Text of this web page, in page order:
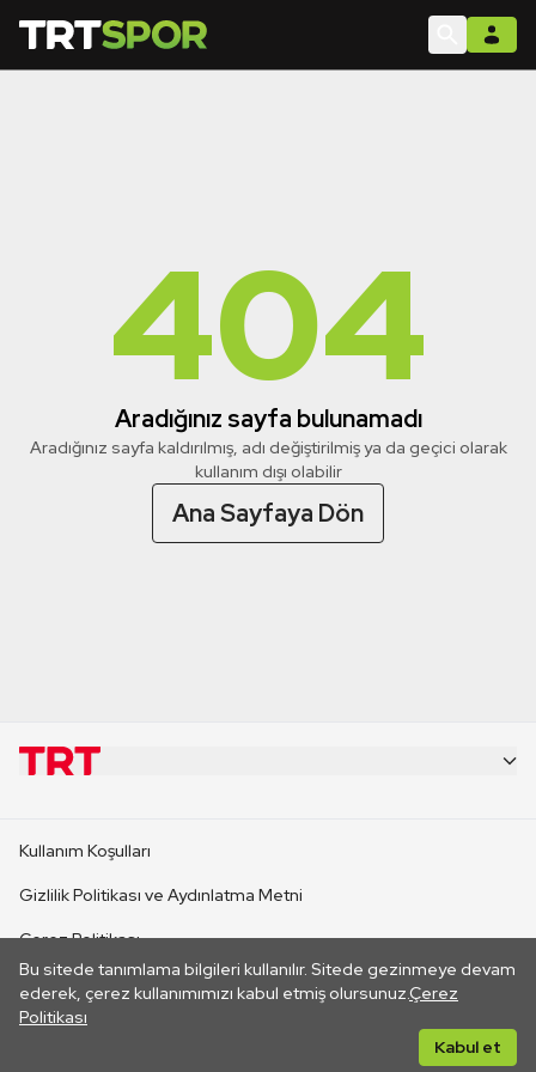
404
Aradığınız sayfa bulunamadı
Aradığınız sayfa kaldırılmış, adı değiştirilmiş ya da geçici olarak
kullanım dışı olabilir
Ana Sayfaya Dön
Bu sitede tanımlama bilgileri kullanılır. Sitede gezinmeye devam
ederek, çerez kullanımımızı kabul etmiş olursunuz.Çerez
Politikası
Kabul et
CANLI YAYINLAR
Kullanım Koşulları
Gizlilik Politikası ve Aydınlatma Metni
Çerez Politikası
İletişim
Her hakkı saklıdır. ©2026 TRT. Bağlantı yoluyla gidilen dış